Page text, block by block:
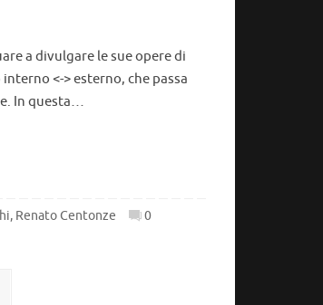
a divulgare le sue opere di
<-> esterno, che passa
In questa…
, Renato Centonze 0